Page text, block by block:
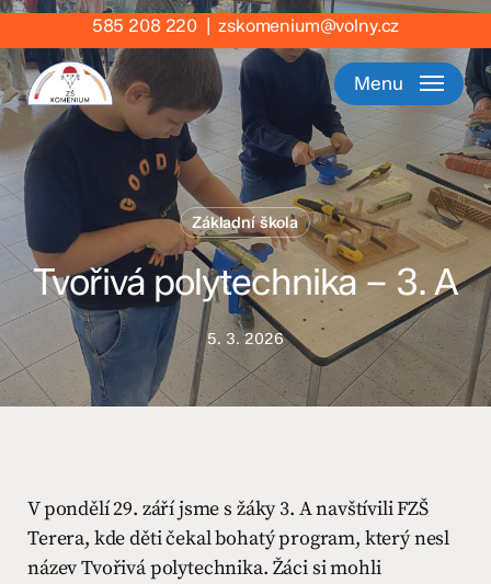
Skip
main
content
585 208 220 |zskomenium@volny.cz
Menu
Základní škola
Tvořivá polytechnika – 3. A
5. 3. 2026
V pondělí 29. září jsme s žáky 3. A navštívili FZŠ
Terera, kde děti čekal bohatý program, který nesl
název Tvořivá polytechnika. Žáci si mohli